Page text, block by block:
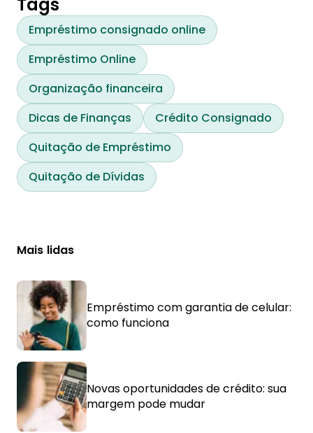
Empréstimo consignado online
Empréstimo Online
Organização financeira
Dicas de Finanças
Crédito Consignado
Quitação de Empréstimo
Quitação de Dívidas
Mais lidas
Empréstimo com garantia de celular:
como funciona
Novas oportunidades de crédito: sua
margem pode mudar